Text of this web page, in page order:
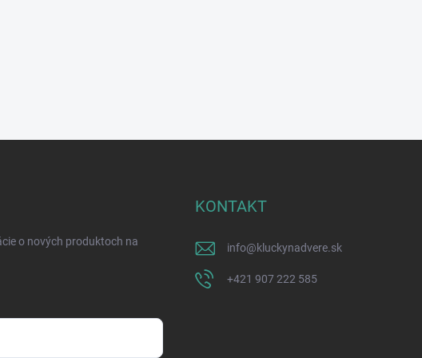
o nových produktoch na
KONTAKT
info@kluckynadvere.sk
+421 907 222 585